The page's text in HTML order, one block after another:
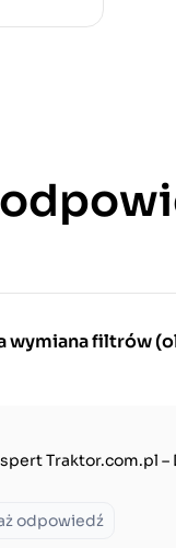
wymiana filtrów
Traktor.com.pl
odpowiedź